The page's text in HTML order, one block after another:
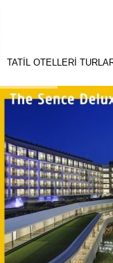
TATİL OTELLERİ